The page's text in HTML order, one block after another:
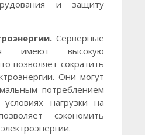
и защиту
Серверные
имеют высокую
позволяет сократить
Они могут
потреблением
нагрузки на
сэкономить